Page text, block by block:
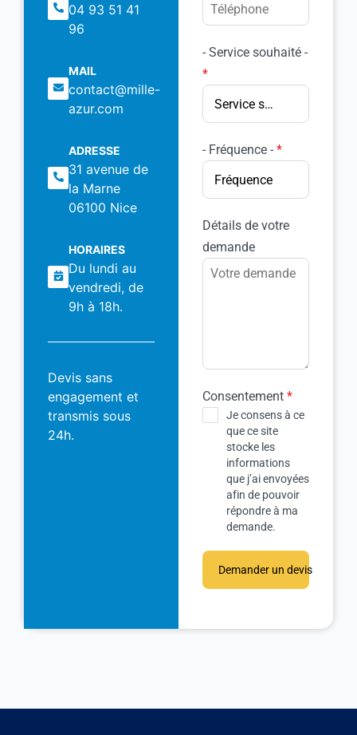
04 93 51 41
96
MAIL
contact@mille-
azur.com
ADRESSE
31 avenue de
la Marne
06100 Nice
HORAIRES
Du lundi au
vendredi, de
9h à 18h.
Devis sans
engagement et
transmis sous
24h.
- Service souhaité -
*
Service souhaité
- Fréquence - *
Fréquence
Détails de votre
demande
Consentement *
Je consens à ce
que ce site
stocke les
informations
que j’ai envoyées
afin de pouvoir
répondre à ma
demande.
Demander un devis